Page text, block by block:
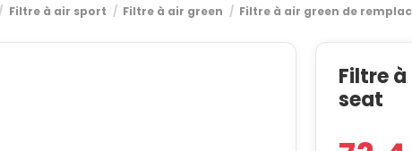
Filtre à air sport Filtre à air green Filtre à air green de
Filtre
seat